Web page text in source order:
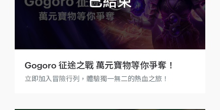
Gogoro 征途之戰 萬元寶物等你爭奪！
立即加入冒險行列，體驗獨一無二的熱血之旅！